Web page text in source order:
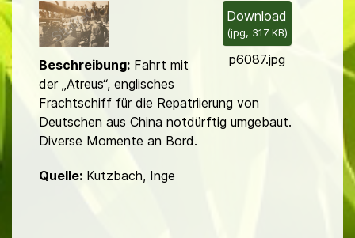
l
d
Download
(jpg, 317 KB)
p6087.jpg
Beschreibung: Fahrt mit
der „Atreus“, englisches
Frachtschiff für die Repatriierung von
Deutschen aus China notdürftig umgebaut.
Diverse Momente an Bord.
Quelle: Kutzbach, Inge